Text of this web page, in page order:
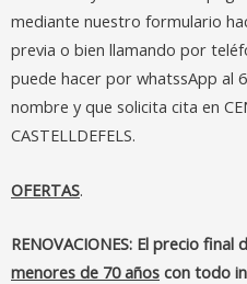
mediante nuestro formulario
previa o bien llamando por
puede hacer por whatssApp al
nombre y que solicita cita en
CASTELLDEFELS.
OFERTAS.
RENOVACIONES: El precio
menores de 70 años con todo